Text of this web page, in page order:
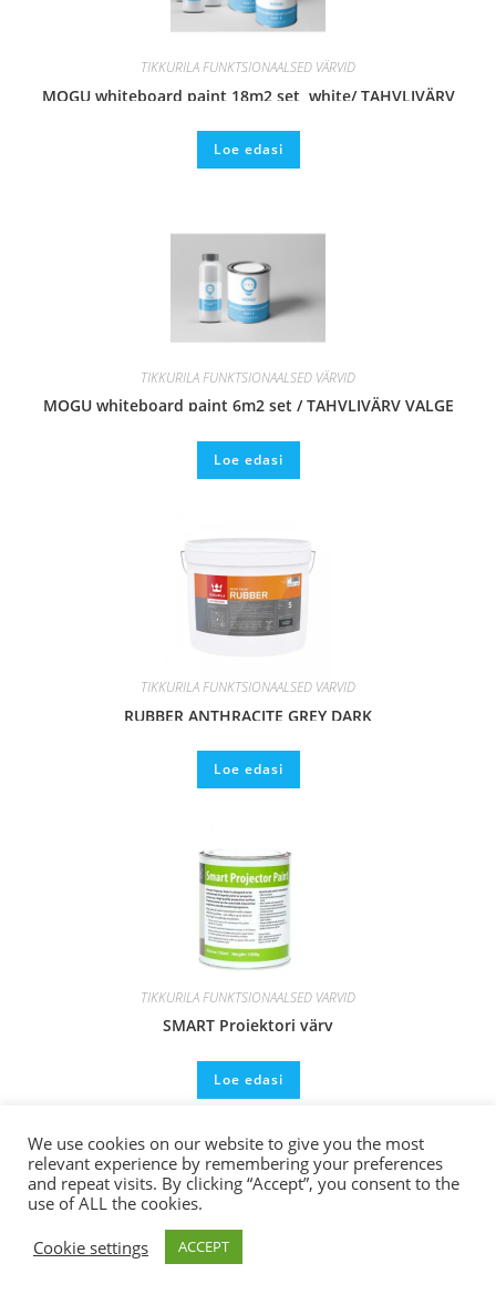
TIKKURILA FUNKTSIONAALSED VÄRVID
MOGU whiteboard paint 18m2 set, white/ TAHVLIVÄRV
Loe edasi
TIKKURILA FUNKTSIONAALSED VÄRVID
MOGU whiteboard paint 6m2 set / TAHVLIVÄRV VALGE
Loe edasi
TIKKURILA FUNKTSIONAALSED VÄRVID
RUBBER ANTHRACITE GREY DARK
Loe edasi
TIKKURILA FUNKTSIONAALSED VÄRVID
SMART Projektori värv
Loe edasi
We use cookies on our website to give you the most
relevant experience by remembering your preferences
and repeat visits. By clicking “Accept”, you consent to the
use of ALL the cookies.
Cookie settings
ACCEPT